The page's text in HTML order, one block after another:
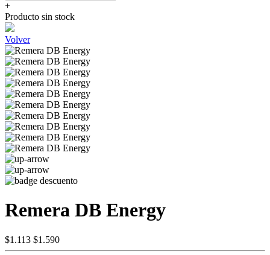
+
Producto sin stock
Volver
Remera DB Energy
$1.113 $1.590